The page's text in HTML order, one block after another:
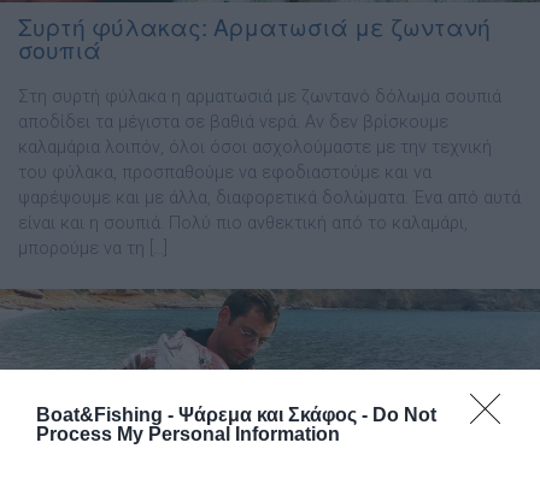
Boat&Fishing - Ψάρεμα και Σκάφος - Do Not
Process My Personal Information
Συρτή φύλακας: Αρματωσιά με ζωντανή
σουπιά
Στη συρτή φύλακα η αρματωσιά με ζωντανό δόλωμα σουπιά
αποδίδει τα µέγιστα σε βαθιά νερά. Αν δεν βρίσκουµε
καλαµάρια λοιπόν, όλοι όσοι ασχολούµαστε µε την τεχνική
του φύλακα, προσπαθούµε να εφοδιαστούµε και να
ψαρέψουµε και µε άλλα, διαφορετικά δολώµατα. Ένα από αυτά
είναι και η σουπιά. Πολύ πιο ανθεκτική από το καλαµάρι,
µπορούµε να τη […]